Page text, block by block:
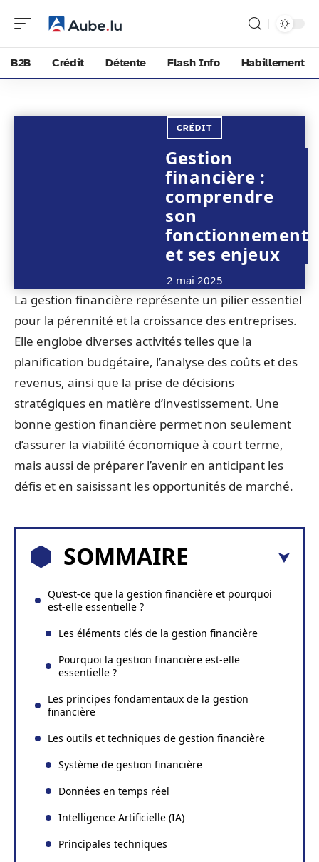
B2B Crédit Détente Flash Info Habillement
CRÉDIT
Gestion
financière :
comprendre
son
fonctionnement
et ses enjeux
2 mai 2025
La gestion financière représente un pilier essentiel
pour la pérennité et la croissance des entreprises.
Elle englobe diverses activités telles que la
planification budgétaire, l’analyse des coûts et des
revenus, ainsi que la prise de décisions
stratégiques en matière d’investissement. Une
bonne gestion financière permet non seulement
d’assurer la viabilité économique à court terme,
mais aussi de préparer l’avenir en anticipant les
défis et en saisissant les opportunités de marché.
SOMMAIRE
Qu’est-ce que la gestion financière et pourquoi
est-elle essentielle ?
Les éléments clés de la gestion financière
Pourquoi la gestion financière est-elle
essentielle ?
Les principes fondamentaux de la gestion
financière
Les outils et techniques de gestion financière
Système de gestion financière
Données en temps réel
Intelligence Artificielle (IA)
Principales techniques